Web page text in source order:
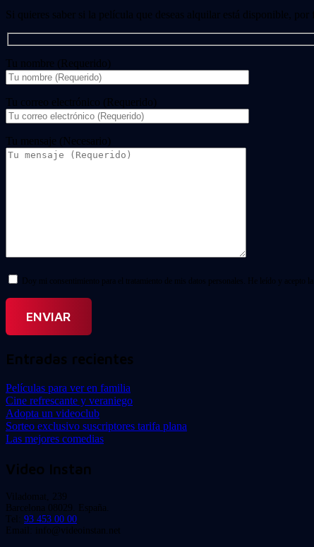
Si quieres saber si la película que deseas alquilar está disponible,
Tu nombre (Requerido)
Tu correo electrónico (Requerido)
Tu mensaje (Necesario)
Doy mi consentimiento para el tratamiento de mis datos personales. He leído y acepto la
Entradas recientes
Películas para ver en familia
Cine refrescante y veraniego
Adopta un videoclub
Sorteo exclusivo suscriptores tarifa plana
Las mejores comedias
Video Instan
Viladomat, 239
Barcelona 08029. España.
Tel: 93 453 00 00
Email: info@videoinstan.net